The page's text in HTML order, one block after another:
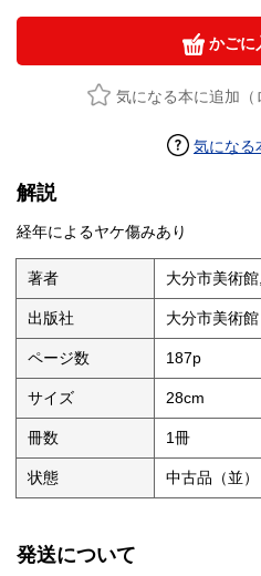
かごに
気になる本に追加（
気になる
解説
経年によるヤケ傷みあり
著者 大分市美術
出版社 大分市美術館
ページ数 187p
サイズ 28cm
冊数 1冊
状態 中古品（並）
発送について